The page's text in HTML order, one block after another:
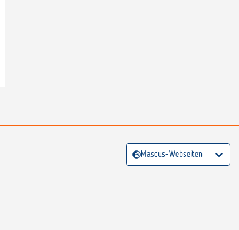
Mascus-Webseiten